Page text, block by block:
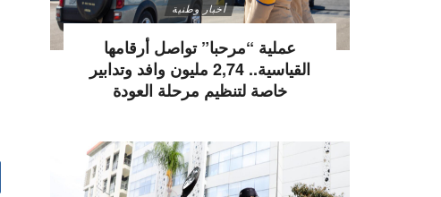
أخبار وطنية
عملية “مرحبا” تواصل أرقامها
القياسية.. 2,74 مليون وافد وتدابير
خاصة لتنظيم مرحلة العودة